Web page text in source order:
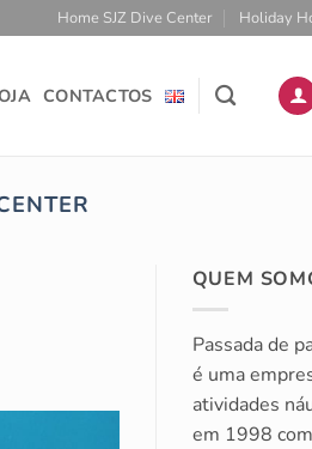
Home SJZ Dive Center Holiday
CONTACTOS
QUEM
Passada de
é uma
atividades
em 1998